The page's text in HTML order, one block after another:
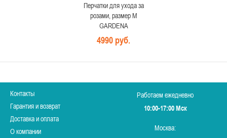
Перчатки для ухода за
розами, размер M
GARDENA
4990 руб.
Контакты
Гарантия и возврат
Доставка и оплата
О компании
Работаем ежедневно
10:00-17:00 Мск
Москва: